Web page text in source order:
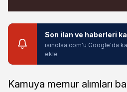
Son ilan ve haberleri
isinolsa.com'u Google'da
ekle
Kamuya memur alımları